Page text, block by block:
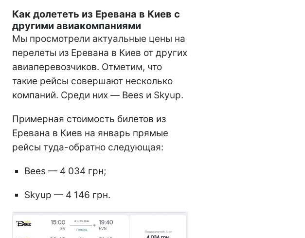
Как долететь из Еревана в Киев с
другими авиакомпаниями
Мы просмотрели актуальные цены на
перелеты из Еревана в Киев от других
авиаперевозчиков. Отметим, что
такие рейсы совершают несколько
компаний. Среди них — Bees и Skyup.
Примерная стоимость билетов из
Еревана в Киев на январь прямые
рейсы туда-обратно следующая:
Bees — 4 034 грн;
Skyup — 4 146 грн.